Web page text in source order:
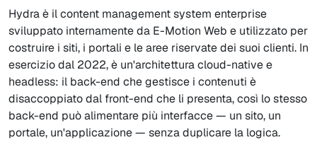
Hydra è il content management system enterprise
sviluppato internamente da E-Motion Web e utilizzato per
costruire i siti, i portali e le aree riservate dei suoi clienti. In
esercizio dal 2022, è un'architettura cloud-native e
headless: il back-end che gestisce i contenuti è
disaccoppiato dal front-end che li presenta, così lo stesso
back-end può alimentare più interfacce — un sito, un
portale, un'applicazione — senza duplicare la logica.